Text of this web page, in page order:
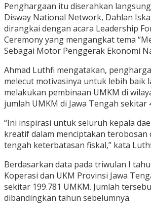
Penghargaan itu diserahkan
Disway National Network, Dahlan
dirangkai dengan acara Leadership
Ceremony yang mengangkat tema
Sebagai Motor Penggerak Ekonomi
Ahmad Luthfi mengatakan,
melecut motivasinya untuk lebih baik
melakukan pembinaan UMKM di
jumlah UMKM di Jawa Tengah sekitar
“Ini inspirasi untuk seluruh kepala
kreatif dalam menciptakan terobosan
tengah keterbatasan fiskal,” kata
Berdasarkan data pada triwulan I
Koperasi dan UKM Provinsi Jawa
sekitar 199.781 UMKM. Jumlah
dibandingkan tahun sebelumnya.